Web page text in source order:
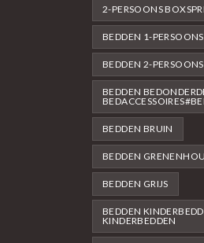
2-PERSOONS
BEDDEN 1-
BEDDEN 2-
BEDDEN
BEDDEN BRUIN
BEDDEN
BEDDEN GRIJS
BEDDEN
KINDERBEDDEN